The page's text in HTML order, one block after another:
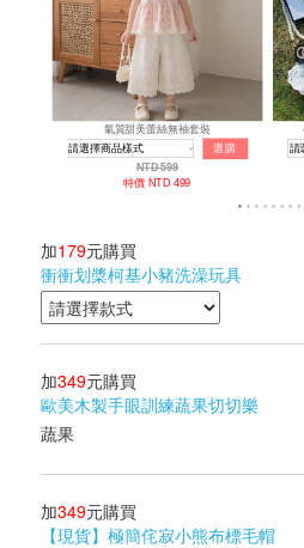
加179元購買
衝衝划槳柯基小豬洗澡玩具
加349元購買
歐美木製手眼訓練蔬果切切樂
蔬果
加349元購買
【現貨】極簡侘寂小熊布標毛帽